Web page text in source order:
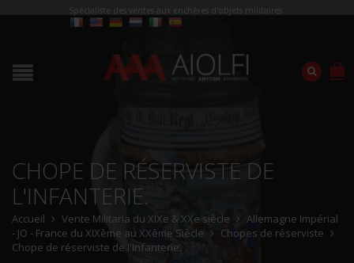
Spécialiste des ventes aux enchères d'objets militaires
CHOPE DE RÉSERVISTE DE
L'INFANTERIE.
Accueil Vente Militaria du XIXe & XXe siècle
Allemagne Impérial
- JO - France du XIXème au XXème Siècle
Chopes de réserviste
Chope de réserviste de l'Infanterie.